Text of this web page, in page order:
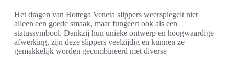
Het dragen van Bottega Veneta slippers weerspiegelt niet
alleen een goede smaak, maar fungeert ook als een
statussymbool. Dankzij hun unieke ontwerp en hoogwaardige
afwerking, zijn deze slippers veelzijdig en kunnen ze
gemakkelijk worden gecombineerd met diverse